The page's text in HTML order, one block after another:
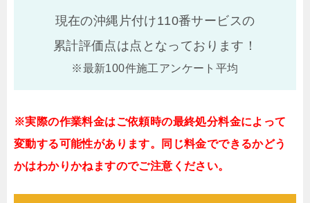
現在の沖縄片付け110番サービスの
累計評価点は点となっております！
※最新100件施工アンケート平均
※実際の作業料金はご依頼時の最終処分料金によって
変動する可能性があります。同じ料金でできるかどう
かはわかりかねますのでご注意ください。